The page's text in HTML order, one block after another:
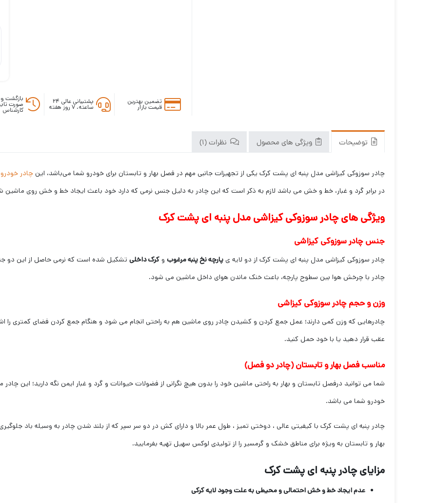
تضمین بهترین
قیمت بازار
پشتیبانی عالی ۲۴
ساعته، ۷ روز هفته
بازگشت
صورت
کارشناس
توضیحات ویژگی های محصول نظرات (1)
چادر سوزوکی کیزاشی مدل پنبه ای پشت کرک یکی از تجهیزات جانبی مهم در فصل بهار و تابستان برای خودرو شما می‌باشد، این چادر خودرو
در برابر گرد و غبار، خط و خش می باشد لازم به ذکر است که این چادر به دلیل جنس نرمی که دارد خود باعث ایجاد خط و خش روی ماشین
ویژگی های چادر سوزوکی کیزاشی مدل پنبه ای پشت کرک
جنس چادر سوزوکی کیزاشی
چادر سوزوکی کیزاشی مدل پنبه ای پشت کرک از دو لایه ی پارچه نخ پنبه مرغوب و کرک داخلی تشکیل شده است که نرمی حاصل از این دو
چادر با چرخش هوا بین سطوح پارچه، باعث خنک ماندن هوای داخل ماشین می شود.
وزن و حجم چادر سوزوکی کیزاشی
چادرهایی که وزن کمی دارند؛ عمل جمع کردن و کشیدن چادر روی ماشین هم به راحتی انجام می شود و هنگام جمع کردن فضای کمتری را
عقب قرار دهید یا با خود حمل کنید.
مناسب فصل بهار و تابستان (چادر دو فصل)
شما می توانید درفصل تابستان و بهار به راحتی ماشین خود را بدون هیچ نگرانی از فضولات حیوانات و گرد و غبار ایمن نگه دارید؛ این
خودرو شما می باشد.
چادر پنبه ای پشت کرک با کیفیتی عالی ، دوختی تمیز ، طول عمر بالا و دارای کش در دو سر سپر که از بلند شدن چادر به وسیله باد
بهار و تابستان به ویژه برای مناطق خشک و گرمسیر را از تولیدی لوکس سهیل تهیه بفرمایید.
مزایای چادر پنبه ای پشت کرک
عدم ایجاد خط و خش احتمالی و محیطی به علت وجود لایه کرکی